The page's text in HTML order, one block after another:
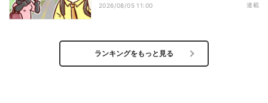
2026/08/05 11:00 連載
ランキングをもっと見る